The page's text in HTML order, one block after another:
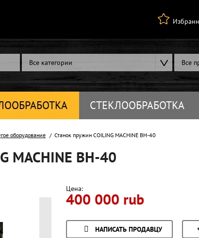
Все категории Все
СТЕКЛООБРАБОТКА
оборудование Станок пружин COILING MACHINE BH-40
MACHINE BH-40
Цена:
400 000 rub
НАПИСАТЬ ПРОДАВЦУ